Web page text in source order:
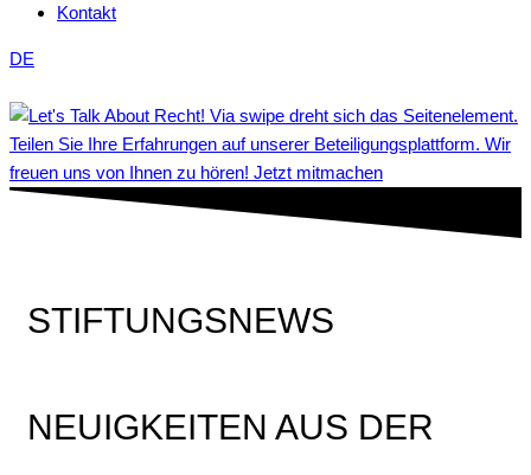
Kontakt
DE
Teilen Sie Ihre Erfahrungen auf unserer Beteiligungsplattform. Wir
freuen uns von Ihnen zu hören! Jetzt mitmachen
STIFTUNGSNEWS
NEUIGKEITEN AUS DER